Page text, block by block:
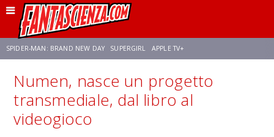
SPIDER-MAN: BRAND NEW DAY SUPERGIRL APPLE TV+
FRANCO RICCIARDIELLO ZENDAYA STAR TREK AVENGERS: DOOMSDAY
SADIE SINK
Numen, nasce un progetto
transmediale, dal libro al
videogioco